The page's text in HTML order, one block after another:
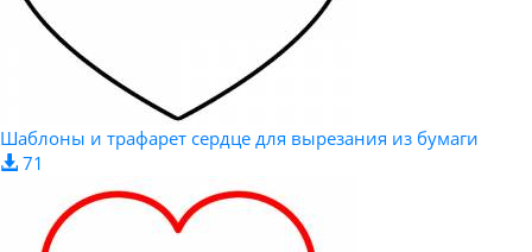
Шаблоны и трафарет сердце для вырезания из бумаги
71